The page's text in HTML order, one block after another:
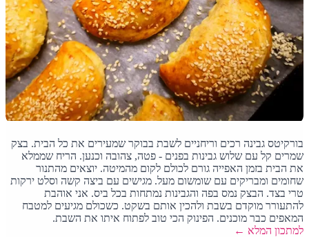
בורקיטס גבינה רכים וריחניים לשבת בבוקר שמעירים את כל הבית. בצק
שמרים קל עם שלוש גבינות בפנים - פטה, צהובה וכנען. הריח שממלא
את הבית בזמן האפייה גורם לכולם לקום מהמיטה. יוצאים מהתנור
שחומים ומבריקים עם שומשום מעל. מגישים עם ביצה קשה וסלט ירקות
טרי בצד. הבצק נמס בפה והגבינות נמתחות בכל ביס. אני אוהבת
להתעורר מוקדם בשבת ולהכין אותם בשקט. כשכולם מגיעים למטבח
המאפים כבר מוכנים. הפינוק הכי טוב לפתוח איתו את השבת.
למתכון המלא ←